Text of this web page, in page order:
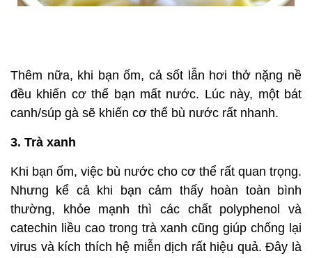
Thêm nữa, khi bạn ốm, cả sốt lẫn hơi thở nặng nề
đều khiến cơ thể bạn mất nước. Lúc này, một bát
canh/súp gà sẽ khiến cơ thể bù nước rất nhanh.
3. Trà xanh
Khi bạn ốm, việc bù nước cho cơ thể rất quan trọng.
Nhưng kể cả khi bạn cảm thấy hoàn toàn bình
thường, khỏe mạnh thì các chất polyphenol và
catechin liều cao trong trà xanh cũng giúp chống lại
virus và kích thích hệ miễn dịch rất hiệu quả. Đây là